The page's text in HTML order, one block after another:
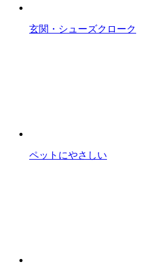
玄関・シューズクローク
ペットにやさしい